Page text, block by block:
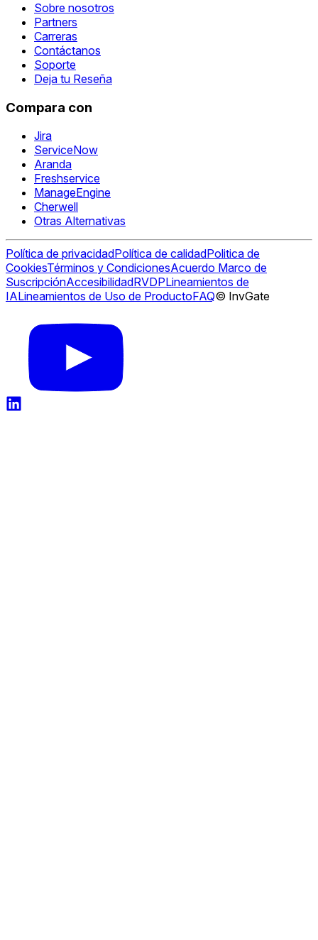
Sobre nosotros
Partners
Carreras
Contáctanos
Soporte
Deja tu Reseña
Compara con
Jira
ServiceNow
Aranda
Freshservice
ManageEngine
Cherwell
Otras Alternativas
Política de privacidadPolítica de calidadPolitica de
CookiesTérminos y CondicionesAcuerdo Marco de
SuscripciónAccesibilidadRVDPLineamientos de
IALineamientos de Uso de ProductoFAQ© InvGate